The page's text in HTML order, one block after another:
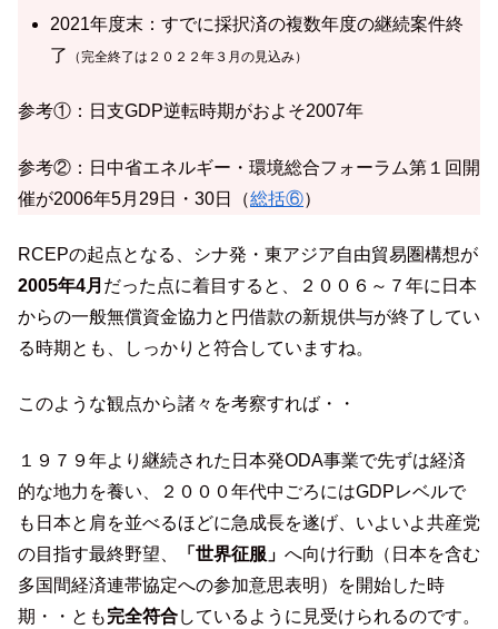
2021年度末：すでに採択済の複数年度の継続案件終
了
（完全終了は２０２２年３月の見込み）
参考①：日支GDP逆転時期がおよそ2007年
参考②：日中省エネルギー・環境総合フォーラム第１回開
催が2006年5月29日・30日（総括⑥）
RCEPの起点となる、シナ発・東アジア自由貿易圏構想が
2005年4月 だった点に着目すると、２００６～７年に日本
からの一般無償資金協力と円借款の新規供与が終了してい
る時期とも、しっかりと符合していますね。
このような観点から諸々を考察すれば・・
１９７９年より継続された日本発ODA事業で先ずは経済
的な地力を養い、２０００年代中ごろにはGDPレベルで
も日本と肩を並べるほどに急成長を遂げ、いよいよ共産党
の目指す最終野望、
「世界征服」 へ向け行動（日本を含む
多国間経済連帯協定への参加意思表明）を開始した時
期・・とも完全符合しているように見受けられるのです。